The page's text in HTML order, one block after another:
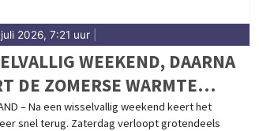
2026, 7:21 uur
WEEKEND, DAARNA
DE ZOMERSE WARMTE
– Na een wisselvallig weekend keert het
snel terug. Zaterdag verloopt grotendeels